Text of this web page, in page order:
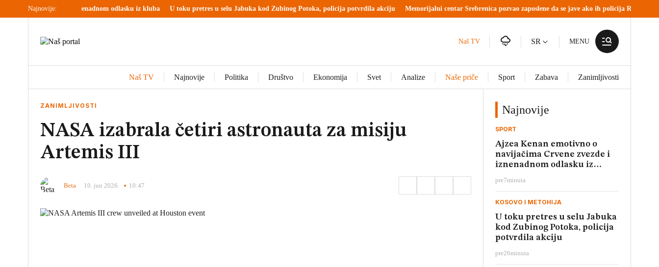
Najnovije:
i iznenadnom odlasku iz kluba U toku pretres u selu Jabuka kod Zubinog Potoka, policija potvrdila akciju Memorijalni centar Srebrenica pozvao zaposlene da se jave ako ih policija RS zove na saslušanje
Naš TV SR MENU
Naš TV Najnovije Politika Društvo Ekonomija Svet Analize Naše priče Sport Zabava Zanimljivosti
ZANIMLJIVOSTI
NASA izabrala četiri astronauta za misiju
Artemis III
Beta 10. jun 2026. 10:47
Najnovije
SPORT
Ajzea Kenan emotivno o
navijačima Crvene zvezde i
iznenadnom odlasku iz
pre7minuta
KOSOVO I METOHIJA
U toku pretres u selu Jabuka
kod Zubinog Potoka, policija
potvrdila akciju
pre26minuta